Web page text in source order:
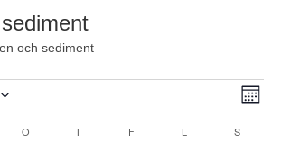
och sediment
Vy-
Månad
O T TORSDAGFFREDAG L S